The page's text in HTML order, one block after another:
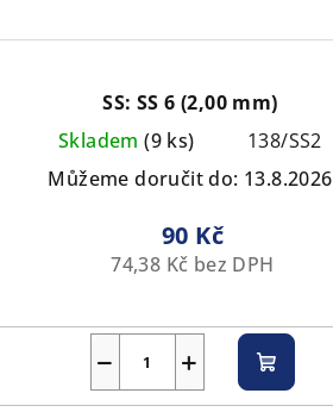
SS: SS 6 (2,00 mm)
Skladem(9 ks)
138/SS2
Můžeme doručit do: 13.8.2026
90 Kč
74,38 Kč bez DPH
+
− Do
košíku